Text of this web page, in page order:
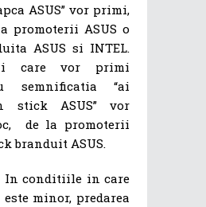
ASUS” vor primi,
promoterii ASUS o
ASUS si INTEL.
care vor primi
semnificatia “ai
stick ASUS” vor
de la promoterii
branduit ASUS.
in care
minor, predarea